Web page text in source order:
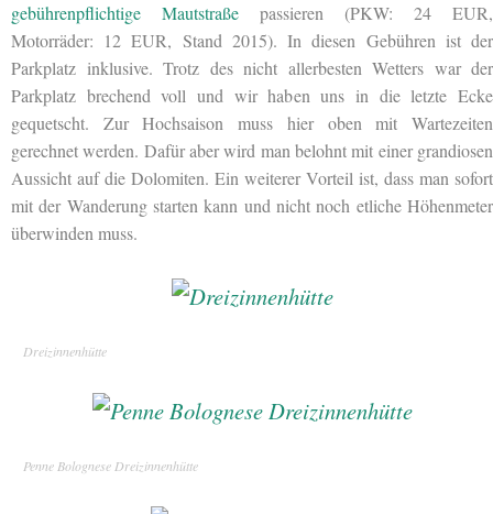
gebührenpflichtige Mautstraße passieren (PKW: 24 EUR,
Motorräder: 12 EUR, Stand 2015). In diesen Gebühren ist der
Parkplatz inklusive. Trotz des nicht allerbesten Wetters war der
Parkplatz brechend voll und wir haben uns in die letzte Ecke
gequetscht. Zur Hochsaison muss hier oben mit Wartezeiten
gerechnet werden. Dafür aber wird man belohnt mit einer grandiosen
Aussicht auf die Dolomiten. Ein weiterer Vorteil ist, dass man sofort
mit der Wanderung starten kann und nicht noch etliche Höhenmeter
überwinden muss.
Dreizinnenhütte
Penne Bolognese Dreizinnenhütte